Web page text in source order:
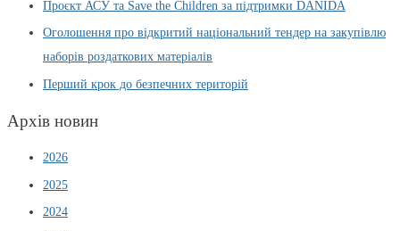
Проєкт АСУ та Save the Children за підтримки DANIDA
Оголошення про відкритий національний тендер на закупівлю
наборів роздаткових матеріалів
Перший крок до безпечних територій
Архів новин
2026
2025
2024